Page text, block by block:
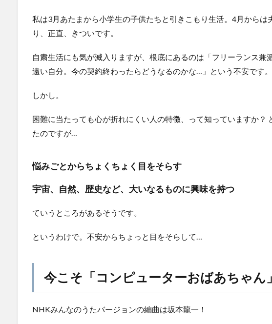
私は3月あたまから小学生の子供たちと引きこもり生活。4月からは
り、正直、きついです。
自粛生活にも気が滅入りますが、根底にあるのは「フリーランス兼
遠い自分。今の契約終わったらどうなるのかな…」という不安です。
しかし。
困難に当たっても心が折れにくい人の特徴、って知っていますか？
たのですが…
悩みごとからちょくちょく目をそらす
宇宙、自然、歴史など、大いなるものに興味を持つ
ていうところがあるそうです。
というわけで。不安からちょっと目をそらして…
今こそ「コンピューターおばあちゃん
NHKみんなのうたバージョンの編曲は坂本龍一！